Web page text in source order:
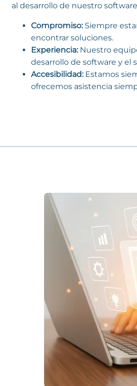
al desarrollo de nuestro
Compromiso:Siempre
encontrar soluciones.
Experiencia:Nuestro
desarrollo de software y el
Accesibilidad:Estamos
ofrecemos asistencia